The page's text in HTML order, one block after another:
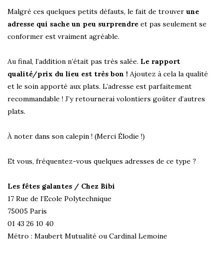
Malgré ces quelques petits défauts, le fait de trouver une
adresse qui sache un peu surprendre et pas seulement se
conformer est vraiment agréable.
Au final, l’addition n’était pas très salée. Le rapport
qualité/prix du lieu est très bon ! Ajoutez à cela la qualité
et le soin apporté aux plats. L’adresse est parfaitement
recommandable ! J’y retournerai volontiers goûter d’autres
plats.
À noter dans son calepin ! (Merci Élodie !)
Et vous, fréquentez-vous quelques adresses de ce type ?
Les fêtes galantes / Chez Bibi
17 Rue de l’Ecole Polytechnique
75005 Paris
01 43 26 10 40
Métro : Maubert Mutualité ou Cardinal Lemoine